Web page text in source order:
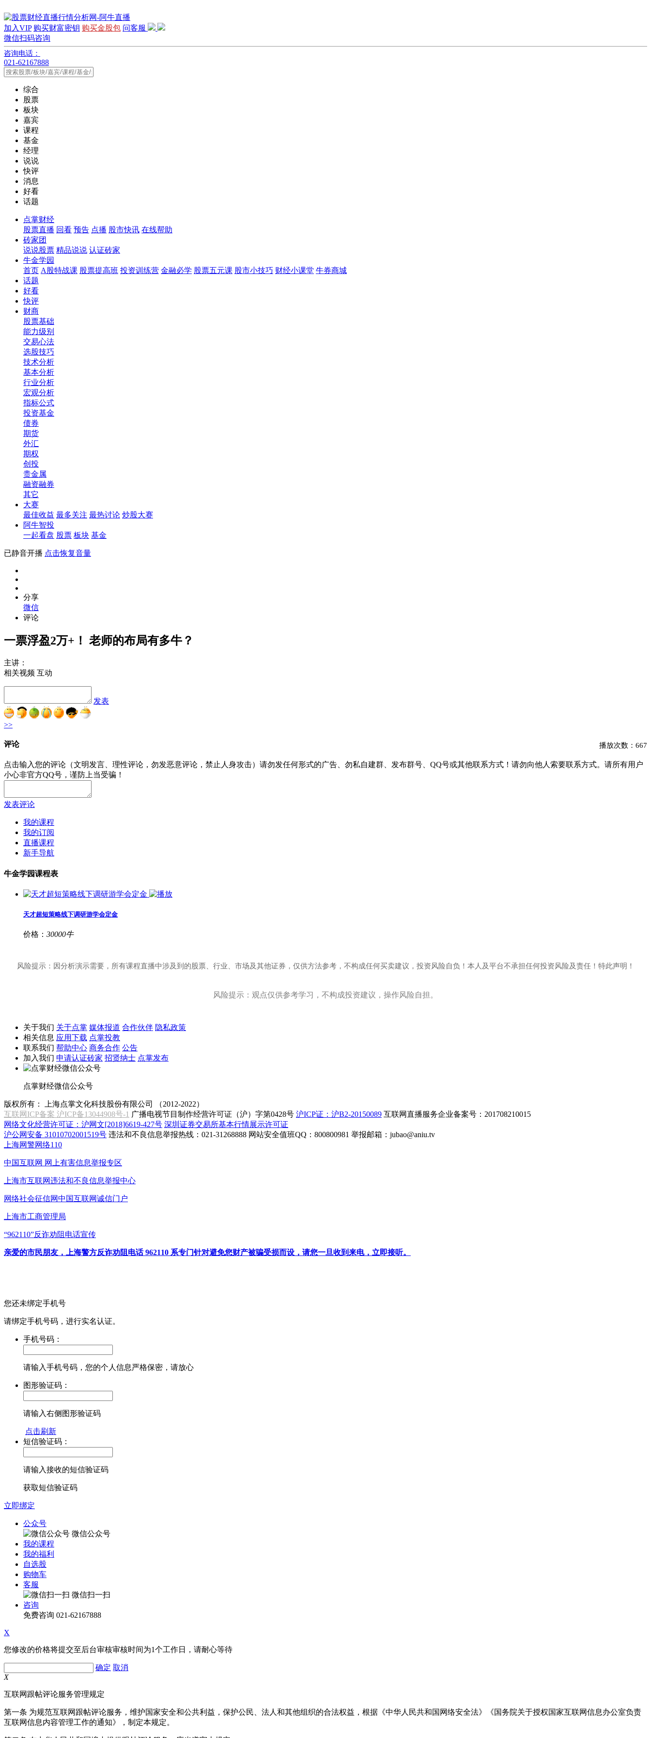
加入VIP 购买财富密钥 购买金股包 问客服
微信扫码咨询
咨询电话：
021-62167888
综合
股票
板块
嘉宾
课程
基金
经理
说说
快评
消息
好看
话题
点掌财经
股票直播 回看 预告 点播 股市快讯 在线帮助
砖家团
说说股票 精品说说 认证砖家
牛金学园
首页 A股特战课 股票提高班 投资训练营 金融必学 股票五元课 股市小技巧 财经小课堂 牛券商城
话题
好看
快评
财商
股票基础
能力级别
交易心法
选股技巧
技术分析
基本分析
行业分析
宏观分析
指标公式
投资基金
债券
期货
外汇
期权
创投
贵金属
融资融券
其它
大赛
最佳收益 最多关注 最热讨论 炒股大赛
阿牛智投
一起看盘 股票 板块 基金
已静音开播 点击恢复音量
分享
微信
评论
一票浮盈2万+！ 老师的布局有多牛？
主讲：
相关视频 互动
发表
>>
评论 播放次数：667
点击输入您的评论（文明发言、理性评论，勿发恶意评论，禁止人身攻击）请勿发任何形式的广告、勿私自建群、发布群号、QQ号或其他联系方式！请勿向他人索要联系方式。请所有用户
小心非官方QQ号，谨防上当受骗！
发表评论
我的课程
我的订阅
直播课程
新手导航
牛金学园课程表
天才超短策略线下调研游学会定金
价格： 30000牛
风险提示：因分析演示需要，所有课程直播中涉及到的股票、行业、市场及其他证券，仅供方法参考，不构成任何买卖建议，投资风险自负！本人及平台不承担任何投资风险及责任！特此声明！
风险提示：观点仅供参考学习，不构成投资建议，操作风险自担。
关于我们 关于点掌 媒体报道 合作伙伴 隐私政策
相关信息 应用下载 点掌投教
联系我们 帮助中心 商务合作 公告
加入我们 申请认证砖家 招贤纳士 点掌发布
点掌财经微信公众号
版权所有：
上海点掌文化科技股份有限公司 （2012-2022）
互联网ICP备案 沪ICP备13044908号-1 广播电视节目制作经营许可证（沪）字第0428号 沪ICP证：沪B2-20150089 互联网直播服务企业备案号：201708210015
网络文化经营许可证：沪网文[2018]6619-427号 深圳证券交易所基本行情展示许可证
沪公网安备 31010702001519号 违法和不良信息举报热线：021-31268888 网站安全值班QQ：800800981 举报邮箱： jubao@aniu.tv
上海网警网络110
中国互联网 网上有害信息举报专区
上海市互联网违法和不良信息举报中心
网络社会征信网中国互联网诚信门户
上海市工商管理局
“962110”反诈劝阻电话宣传
亲爱的市民朋友，上海警方反诈劝阻电话 962110 系专门针对避免您财产被骗受损而设，请您一旦收到来电，立即接听。
您还未绑定手机号
请绑定手机号码，进行实名认证。
手机号码：
请输入手机号码，您的个人信息严格保密，请放心
图形验证码：
请输入右侧图形验证码
点击刷新
短信验证码：
请输入接收的短信验证码
获取短信验证码
立即绑定
公众号
微信公众号
我的课程
我的福利
自选股
购物车
客服
微信扫一扫
咨询
免费咨询 021-62167888
X
您修改的价格将提交至后台审核审核时间为1个工作日，请耐心等待
确定 取消
X
互联网跟帖评论服务管理规定
第一条 为规范互联网跟帖评论服务，维护国家安全和公共利益，保护公民、法人和其他组织的合法权益，根据《中华人民共和国网络安全法》《国务院关于授权国家互联网信息办公室负责
互联网信息内容管理工作的通知》，制定本规定。